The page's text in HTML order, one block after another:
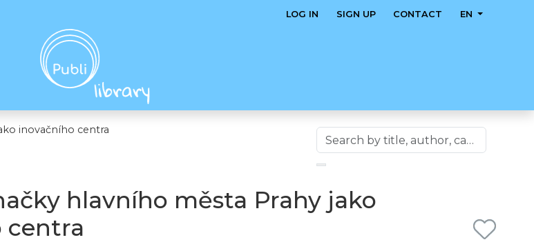
LOG IN SIGN UP CONTACT EN
inovačního centra
hlavního města Prahy jako
centra